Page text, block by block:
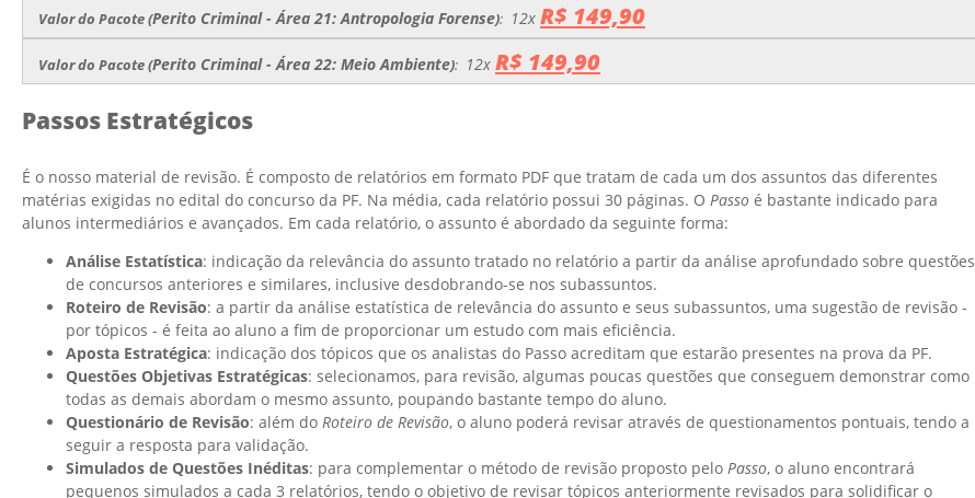
Valor do Pacote(Perito Criminal - Área 21: Antropologia Forense): 12x R$ 149,90
Valor do Pacote(Perito Criminal - Área 22: Meio Ambiente): 12x R$ 149,90
Passos Estratégicos
É o nosso material de revisão. É composto de relatórios em formato PDF que tratam de cada um dos assuntos das diferentes
matérias exigidas no edital do concurso da PF. Na média, cada relatório possui 30 páginas. O Passo é bastante indicado para
alunos intermediários e avançados. Em cada relatório, o assunto é abordado da seguinte forma:
Análise Estatística: indicação da relevância do assunto tratado no relatório a partir da análise aprofundado sobre questões
de concursos anteriores e similares, inclusive desdobrando-se nos subassuntos.
Roteiro de Revisão: a partir da análise estatística de relevância do assunto e seus subassuntos, uma sugestão de revisão -
por tópicos - é feita ao aluno a fim de proporcionar um estudo com mais eficiência.
Aposta Estratégica: indicação dos tópicos que os analistas do Passo acreditam que estarão presentes na prova da PF.
Questões Objetivas Estratégicas: selecionamos, para revisão, algumas poucas questões que conseguem demonstrar como
todas as demais abordam o mesmo assunto, poupando bastante tempo do aluno.
Questionário de Revisão: além do Roteiro de Revisão, o aluno poderá revisar através de questionamentos pontuais, tendo a
seguir a resposta para validação.
Simulados de Questões Inéditas: para complementar o método de revisão proposto pelo Passo, o aluno encontrará
pequenos simulados a cada 3 relatórios, tendo o objetivo de revisar tópicos anteriormente revisados para solidificar o